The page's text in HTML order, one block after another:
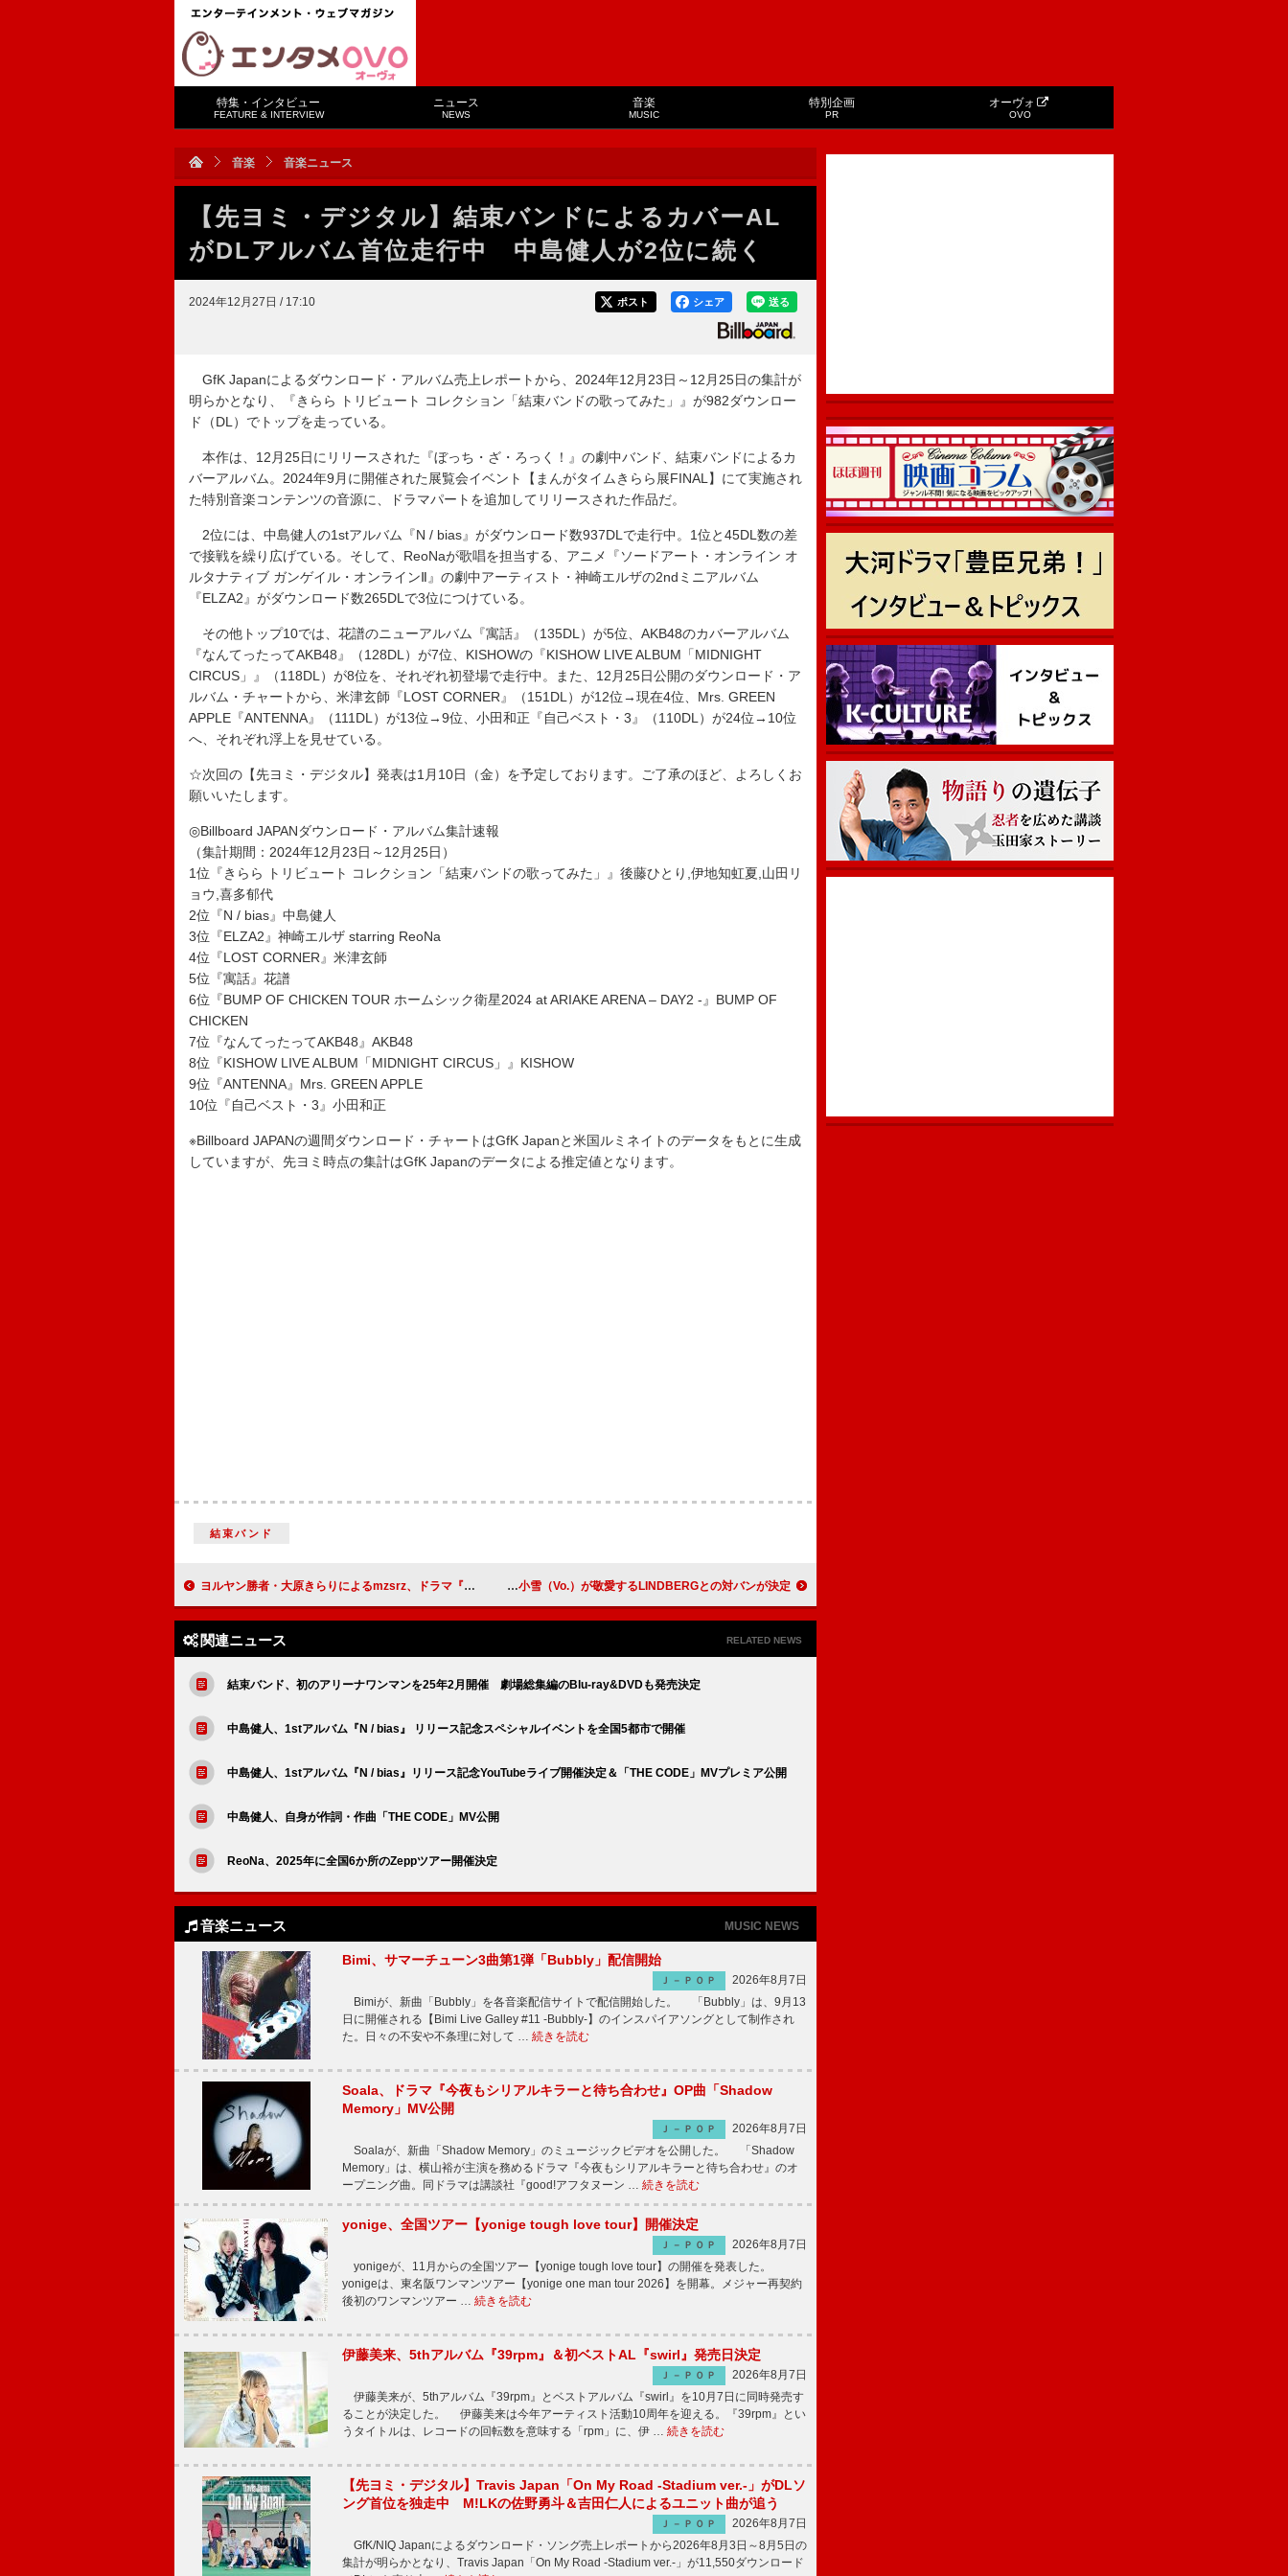
特集・インタビュー
FEATURE & INTERVIEW
ニュース
NEWS
音楽
MUSIC
特別企画
PR
オーヴォ
OVO
音楽 音楽ニュース
【先ヨミ・デジタル】結束バンドによるカバーAL
がDLアルバム首位走行中 中島健人が2位に続く
2024年12月27日 / 17:10 送る
シェア
ポスト
GfK Japanによるダウンロード・アルバム売上レポートから、2024年12月23日～12月25日の集計が
明らかとなり、『きらら トリビュート コレクション「結束バンドの歌ってみた」』が982ダウンロー
ド（DL）でトップを走っている。
本作は、12月25日にリリースされた『ぼっち・ざ・ろっく！』の劇中バンド、結束バンドによるカ
バーアルバム。2024年9月に開催された展覧会イベント【まんがタイムきらら展FINAL】にて実施され
た特別音楽コンテンツの音源に、ドラマパートを追加してリリースされた作品だ。
2位には、中島健人の1stアルバム『N / bias』がダウンロード数937DLで走行中。1位と45DL数の差
で接戦を繰り広げている。そして、ReoNaが歌唱を担当する、アニメ『ソードアート・オンライン オ
ルタナティブ ガンゲイル・オンラインⅡ』の劇中アーティスト・神崎エルザの2ndミニアルバム
『ELZA2』がダウンロード数265DLで3位につけている。
その他トップ10では、花譜のニューアルバム『寓話』（135DL）が5位、AKB48のカバーアルバム
『なんてったってAKB48』（128DL）が7位、KISHOWの『KISHOW LIVE ALBUM「MIDNIGHT
CIRCUS」』（118DL）が8位を、それぞれ初登場で走行中。また、12月25日公開のダウンロード・ア
ルバム・チャートから、米津玄師『LOST CORNER』（151DL）が12位→現在4位、Mrs. GREEN
APPLE『ANTENNA』（111DL）が13位→9位、小田和正『自己ベスト・3』（110DL）が24位→10位
へ、それぞれ浮上を見せている。
☆次回の【先ヨミ・デジタル】発表は1月10日（金）を予定しております。ご了承のほど、よろしくお
願いいたします。
◎Billboard JAPANダウンロード・アルバム集計速報
（集計期間：2024年12月23日～12月25日）
1位『きらら トリビュート コレクション「結束バンドの歌ってみた」』後藤ひとり,伊地知虹夏,山田リ
ョウ,喜多郁代
2位『N / bias』中島健人
3位『ELZA2』 神崎エルザ starring ReoNa
4位『LOST CORNER』米津玄師
5位『寓話』花譜
6位『BUMP OF CHICKEN TOUR ホームシック衛星2024 at ARIAKE ARENA – DAY2 -』BUMP OF
CHICKEN
7位『なんてったってAKB48』AKB48
8位『KISHOW LIVE ALBUM「MIDNIGHT CIRCUS」』KISHOW
9位『ANTENNA』Mrs. GREEN APPLE
10位『自己ベスト・3』小田和正
※Billboard JAPANの週間ダウンロード・チャートはGfK Japanと米国ルミネイトのデータをもとに生成
していますが、先ヨミ時点の集計はGfK Japanのデータによる推定値となります。
結束バンド
ヨルヤン勝者・大原きらりによるmzsrz、ドラマ『家政婦クロミは腐った家族を許さない』EDテーマにニューシングル「偽証のガベル」が決定 Sundae May Club、浦小雪（Vo.）が敬愛するLINDBERGとの対バンが決定
関連ニュース RELATED NEWS
結束バンド、初のアリーナワンマンを25年2月開催 劇場総集編のBlu-ray&DVDも発売決定
中島健人、1stアルバム『N / bias』 リリース記念スペシャルイベントを全国5都市で開催
中島健人、1stアルバム『N / bias』リリース記念YouTubeライブ開催決定＆「THE CODE」MVプレミア公開
中島健人、自身が作詞・作曲「THE CODE」MV公開
ReoNa、2025年に全国6か所のZeppツアー開催決定
音楽ニュース MUSIC NEWS
Bimi、サマーチューン3曲第1弾「Bubbly」配信開始
Ｊ－ＰＯＰ
2026年8月7日
Bimiが、新曲「Bubbly」を各音楽配信サイトで配信開始した。 「Bubbly」は、9月13
日に開催される【Bimi Live Galley #11 -Bubbly-】のインスパイアソングとして制作され
た。日々の不安や不条理に対して … 続きを読む
Soala、ドラマ『今夜もシリアルキラーと待ち合わせ』OP曲「Shadow
Memory」MV公開
Ｊ－ＰＯＰ
2026年8月7日
Soalaが、新曲「Shadow Memory」のミュージックビデオを公開した。 「Shadow
Memory」は、横山裕が主演を務めるドラマ『今夜もシリアルキラーと待ち合わせ』のオ
ープニング曲。同ドラマは講談社『good!アフタヌーン … 続きを読む
yonige、全国ツアー【yonige tough love tour】開催決定
Ｊ－ＰＯＰ
2026年8月7日
yonigeが、11月からの全国ツアー【yonige tough love tour】の開催を発表した。
yonigeは、東名阪ワンマンツアー【yonige one man tour 2026】を開幕。メジャー再契約
後初のワンマンツアー … 続きを読む
伊藤美来、5thアルバム『39rpm』＆初ベストAL『swirl』発売日決定
Ｊ－ＰＯＰ
2026年8月7日
伊藤美来が、5thアルバム『39rpm』とベストアルバム『swirl』を10月7日に同時発売す
ることが決定した。 伊藤美来は今年アーティスト活動10周年を迎える。『39rpm』とい
うタイトルは、レコードの回転数を意味する「rpm」に、伊 … 続きを読む
【先ヨミ・デジタル】Travis Japan「On My Road -Stadium ver.-」がDLソ
ング首位を独走中 M!LKの佐野勇斗＆吉田仁人によるユニット曲が追う
Ｊ－ＰＯＰ
2026年8月7日
GfK/NIQ Japanによるダウンロード・ソング売上レポートから2026年8月3日～8月5日の
集計が明らかとなり、Travis Japan「On My Road -Stadium ver.-」が11,550ダウンロード